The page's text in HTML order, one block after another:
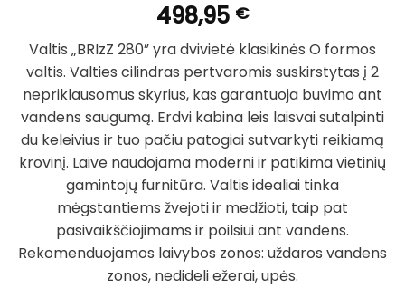
498,95 €
Valtis „BRIzZ 280” yra dvivietė klasikinės O formos
valtis. Valties cilindras pertvaromis suskirstytas į 2
nepriklausomus skyrius, kas garantuoja buvimo ant
vandens saugumą. Erdvi kabina leis laisvai sutalpinti
du keleivius ir tuo pačiu patogiai sutvarkyti reikiamą
krovinį. Laive naudojama moderni ir patikima vietinių
gamintojų furnitūra. Valtis idealiai tinka
mėgstantiems žvejoti ir medžioti, taip pat
pasivaikščiojimams ir poilsiui ant vandens.
Rekomenduojamos laivybos zonos: uždaros vandens
zonos, nedideli ežerai, upės.